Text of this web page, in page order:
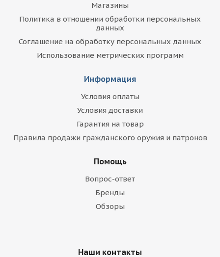
Магазины
Политика в отношении обработки персональных
данных
Соглашение на обработку персональных данных
Использование метрических программ
Информация
Условия оплаты
Условия доставки
Гарантия на товар
Правила продажи гражданского оружия и патронов
Помощь
Вопрос-ответ
Бренды
Обзоры
Наши контакты